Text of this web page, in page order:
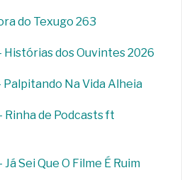
do Texugo 263
Histórias dos Ouvintes 2026
Palpitando Na Vida Alheia
Rinha de Podcasts ft
Sei Que O Filme É Ruim